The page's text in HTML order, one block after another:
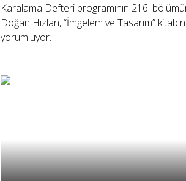
Karalama Defteri programının 216.
Doğan Hızlan, “İmgelem ve Tasarım” kitabını
yorumluyor.